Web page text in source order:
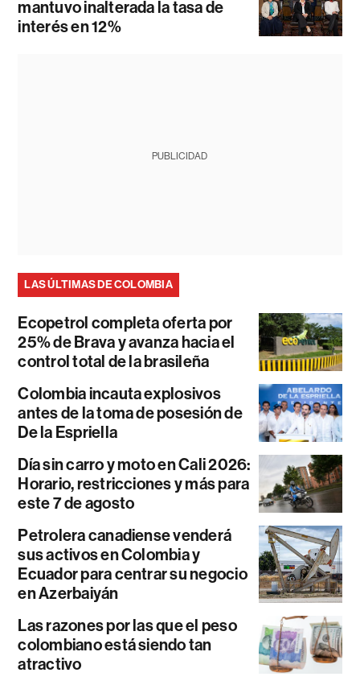
mantuvo inalterada la tasa de
interés en 12%
PUBLICIDAD
LAS ÚLTIMAS DE COLOMBIA
Ecopetrol completa oferta por
25% de Brava y avanza hacia el
control total de la brasileña
Colombia incauta explosivos
antes de la toma de posesión de
De la Espriella
Día sin carro y moto en Cali 2026:
Horario, restricciones y más para
este 7 de agosto
Petrolera canadiense venderá
sus activos en Colombia y
Ecuador para centrar su negocio
en Azerbaiyán
Las razones por las que el peso
colombiano está siendo tan
atractivo